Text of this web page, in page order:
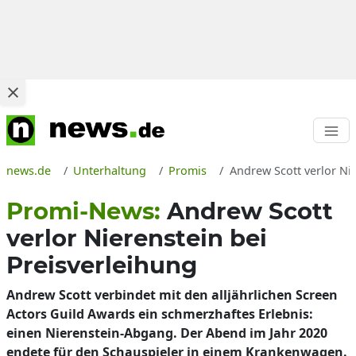
news.de Unterhaltung Promis Andrew Scott verlor
Promi-News: Andrew Scott
verlor Nierenstein bei
Preisverleihung
Andrew Scott verbindet mit den alljährlichen Screen
Actors Guild Awards ein schmerzhaftes Erlebnis:
einen Nierenstein-Abgang. Der Abend im Jahr 2020
endete für den Schauspieler in einem Krankenwagen.